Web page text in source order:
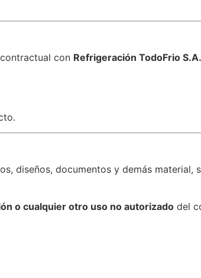
con Refrigeración TodoFrio
diseños, documentos y demás material,
o cualquier otro uso no autorizado del